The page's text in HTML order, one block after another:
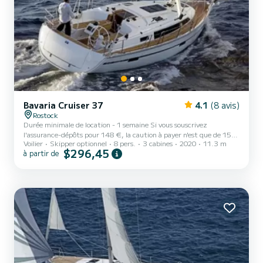
Bavaria Cruiser 37 4.1 (8 avis)
Rostock
Durée minimale de location - 1 semaine Si vous souscrivez
l'assurance-dépôts pour 148 €, la caution à payer n'est que de 150
€. La mer Baltique près de Rostock est considérée au niveau
international comme une zone de navigation exceptionnelle. L'eau
les façades classiques de la station balnéaire de...
Voilier Skipper optionnel 8 pers. 3 cabines 2020 11.3 m
à partir de $296,45